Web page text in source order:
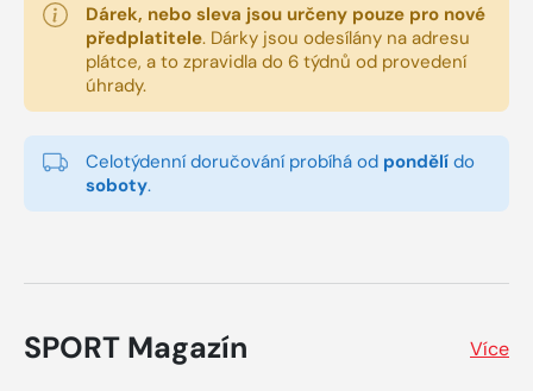
Dárek, nebo sleva jsou určeny pouze pro nové
předplatitele. Dárky jsou odesílány na adresu
plátce, a to zpravidla do 6 týdnů od provedení
úhrady.
Celotýdenní doručování probíhá od pondělí do
soboty.
SPORT Magazín Více